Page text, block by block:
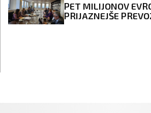
PET MILIJONOV
PRIJAZNEJŠE